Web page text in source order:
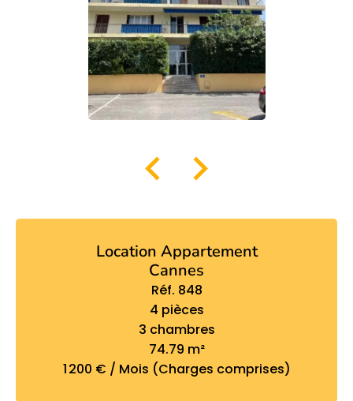
Location Appartement
Cannes
Réf. 848
4 pièces
3 chambres
74.79 m²
1 200 € / Mois (Charges comprises)